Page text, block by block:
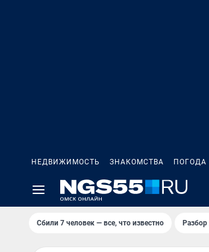
НЕДВИЖИМОСТЬ ЗНАКОМСТВА ПОГОДА
Сбили 7 человек — все, что известно